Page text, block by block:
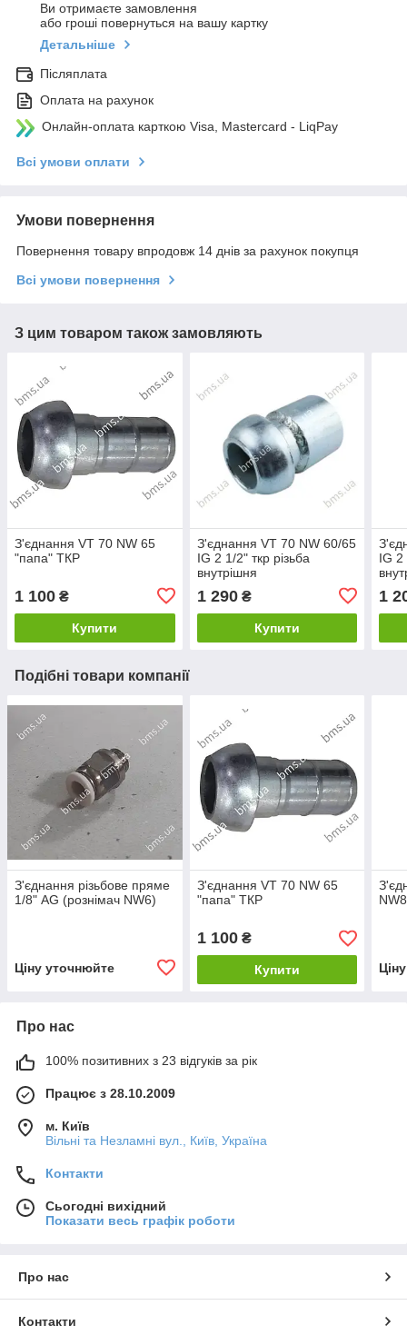
Ви отримаєте замовлення
або гроші повернуться на вашу картку
Детальніше
Післяплата
Оплата на рахунок
Онлайн-оплата карткою Visa, Mastercard - LiqPay
Всі умови оплати
Умови повернення
Повернення товару впродовж 14 днів за рахунок покупця
Всі умови повернення
З цим товаром також замовляють
З'єднання VT 70 NW 65
"папа" ТКР
1 100 ₴
Купити
З'єднання VT 70 NW 60/65
IG 2 1/2" ткр різьба
внутрішня
1 290₴
Купити
IG 2
1
Подібні товари компанії
З'єднання різьбове пряме
1/8" AG (рознімач NW6)
Ціну уточнюйте
З'єднання VT 70 NW 65
"папа" ТКР
1 100₴
Купити
NW8
Про нас
100% позитивних з 23 відгуків за рік
Працює з 28.10.2009
м. Київ
Вільні та Незламні вул., Київ, Україна
Контакти
Сьогодні вихідний
Показати весь графік роботи
Про нас
Контакти